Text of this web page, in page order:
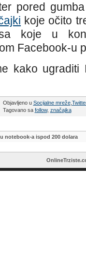
pored
koje očito
koje u
Facebook-u
kako ugraditi
Objavljeno u Socijalne mreže,
Tagovano sa follow, značajka
notebook-a ispod 200 dolara